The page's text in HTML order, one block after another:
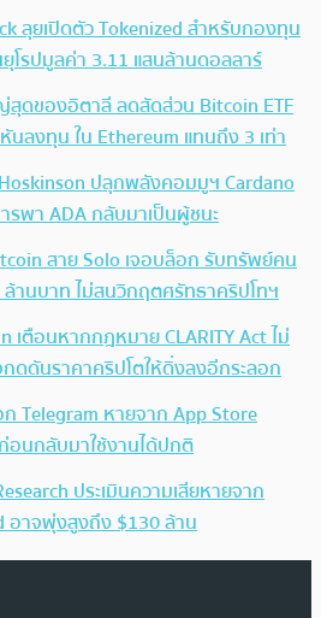
ลุยเปิดตัว Tokenized สำหรับกองทุน
โรปมูลค่า 3.11 แสนล้านดอลลาร์
สุดของอิตาลี ลดสัดส่วน Bitcoin ETF
นลงทุน ใน Ethereum แทนถึง 3 เท่า
ปลุกพลังคอมมูฯ Cardano
พา ADA กลับมาเป็นผู้ชนะ
สาย Solo เจอบล็อก รับทรัพย์คน
ล้านบาท ไม่สนวิกฤตศรัทธาคริปโทฯ
เตือนหากกฎหมาย CLARITY Act ไม่
ดดันราคาคริปโตให้ดิ่งลงอีกระลอก
Telegram หายจาก App Store
อนกลับมาใช้งานได้ปกติ
ประเมินความเสียหายจาก
อาจพุ่งสูงถึง $130 ล้าน